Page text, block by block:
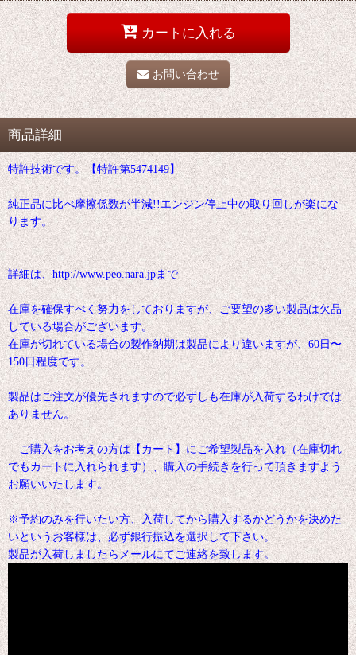
カートに入れる
お問い合わせ
商品詳細
特許技術です。【特許第5474149】
純正品に比べ摩擦係数が半減!!エンジン停止中の取り回しが楽にな
ります。
詳細は、http://www.peo.nara.jpまで
在庫を確保すべく努力をしておりますが、ご要望の多い製品は欠品
している場合がございます。
在庫が切れている場合の製作納期は製品により違いますが、60日〜
150日程度です。
製品はご注文が優先されますので必ずしも在庫が入荷するわけでは
ありません。
ご購入をお考えの方は【カート】にご希望製品を入れ（在庫切れ
でもカートに入れられます）、購入の手続きを行って頂きますよう
お願いいたします。
※予約のみを行いたい方、入荷してから購入するかどうかを決めた
いというお客様は、必ず銀行振込を選択して下さい。
製品が入荷しましたらメールにてご連絡を致します。